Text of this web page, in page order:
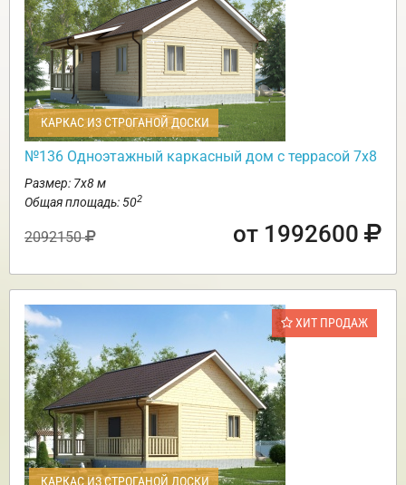
КАРКАС ИЗ СТРОГАНОЙ ДОСКИ
№136 Одноэтажный каркасный дом с террасой 7х8
Размер: 7х8 м
Общая площадь: 502
2092150 от 1992600
ХИТ ПРОДАЖ
КАРКАС ИЗ СТРОГАНОЙ ДОСКИ